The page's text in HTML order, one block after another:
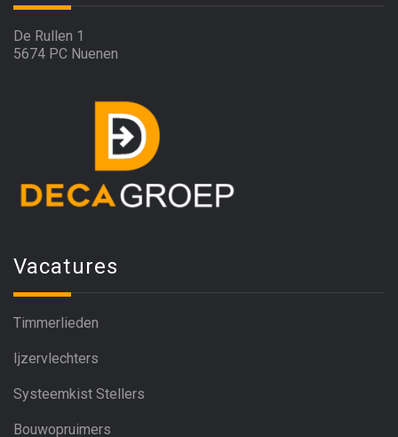
De Rullen 1
5674 PC Nuenen
Vacatures
Timmerlieden
Ijzervlechters
Systeemkist Stellers
Bouwopruimers